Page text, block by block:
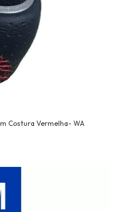
Costura Vermelha- WA